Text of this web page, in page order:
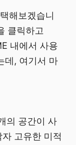
해보겠습니
클릭하고
내에서 사용
데, 여기서 마
의 공간이 사
고유한 미적